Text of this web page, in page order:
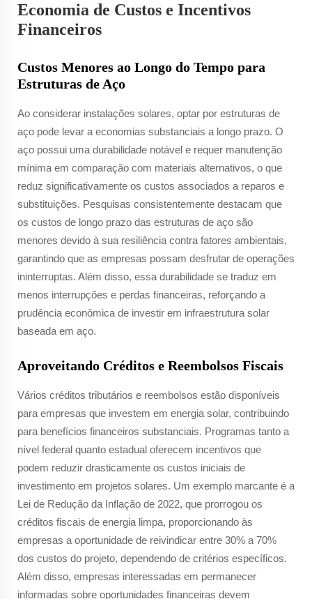
Economia de Custos e Incentivos
Financeiros
Custos Menores ao Longo do Tempo para
Estruturas de Aço
Ao considerar instalações solares, optar por estruturas de
aço pode levar a economias substanciais a longo prazo. O
aço possui uma durabilidade notável e requer manutenção
mínima em comparação com materiais alternativos, o que
reduz significativamente os custos associados a reparos e
substituições. Pesquisas consistentemente destacam que
os custos de longo prazo das estruturas de aço são
menores devido à sua resiliência contra fatores ambientais,
garantindo que as empresas possam desfrutar de operações
ininterruptas. Além disso, essa durabilidade se traduz em
menos interrupções e perdas financeiras, reforçando a
prudência econômica de investir em infraestrutura solar
baseada em aço.
Aproveitando Créditos e Reembolsos Fiscais
Vários créditos tributários e reembolsos estão disponíveis
para empresas que investem em energia solar, contribuindo
para benefícios financeiros substanciais. Programas tanto a
nível federal quanto estadual oferecem incentivos que
podem reduzir drasticamente os custos iniciais de
investimento em projetos solares. Um exemplo marcante é a
Lei de Redução da Inflação de 2022, que prorrogou os
créditos fiscais de energia limpa, proporcionando às
empresas a oportunidade de reivindicar entre 30% a 70%
dos custos do projeto, dependendo de critérios específicos.
Além disso, empresas interessadas em permanecer
informadas sobre oportunidades financeiras devem